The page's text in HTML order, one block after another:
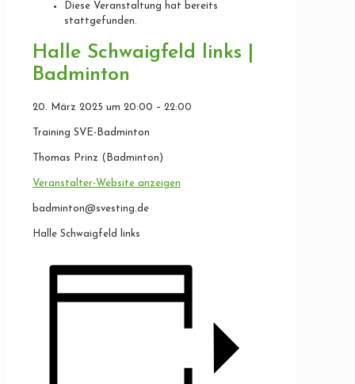
Diese Veranstaltung hat bereits
stattgefunden.
Halle Schwaigfeld links |
Badminton
20. März 2025 um 20:00 – 22:00
Training SVE-Badminton
Thomas Prinz (Badminton)
Veranstalter-Website anzeigen
badminton@svesting.de
Halle Schwaigfeld links